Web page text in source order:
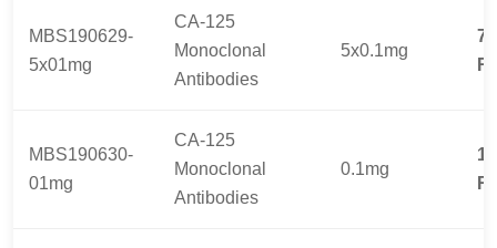
MBS190629-
5x01mg
CA-125
Monoclonal
Antibodies
5x0.1mg
MBS190630-
01mg
CA-125
Monoclonal
Antibodies
0.1mg